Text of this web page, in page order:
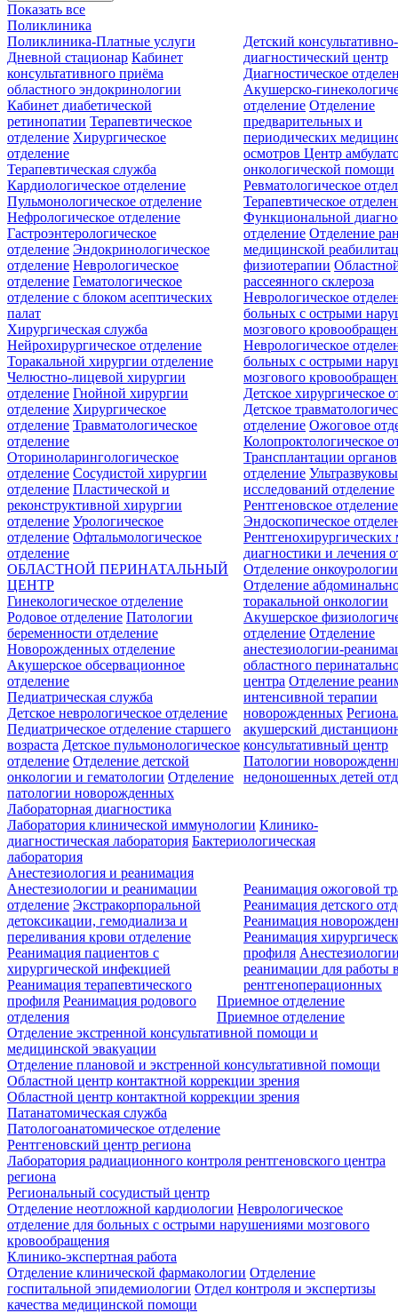
Показать все
Поликлиника
Поликлиника-Платные услуги
Дневной стационар Кабинет
консультативного приёма
областного эндокринологии
Кабинет диабетической
ретинопатии Терапевтическое
отделение Хирургическое
отделение
Детский консультативно-
диагностический центр
Диагностическое
Акушерско-
отделение Отделение
предварительных и
периодических
осмотровЦентр
онкологической помощи
Терапевтическая служба
Кардиологическое отделение
Пульмонологическое отделение
Нефрологическое отделение
Гастроэнтерологическое
отделение Эндокринологическое
отделение Неврологическое
отделение Гематологическое
отделение c блоком асептических
палат
Ревматологическое
Терапевтическое
Функциональной
отделение Отделение
медицинской
физиотерапии
рассеянного склероза
Неврологическое
больных с острыми
мозгового
Неврологическое
больных с острыми
мозгового
Хирургическая служба
Нейрохирургическое отделение
Торакальной хирургии отделение
Челюстно-лицевой хирургии
отделение Гнойной хирургии
отделение Хирургическое
отделение Травматологическое
отделение
Оториноларингологическое
отделение Сосудистой хирургии
отделение Пластической и
реконструктивной хирургии
отделение Урологическое
отделение Офтальмологическое
отделение
Детское хирургическое
Детское
отделение Ожоговое
Колопроктологическое
Трансплантации органов
отделение
исследований отделение
Рентгеновское отделение
Эндоскопическое
Рентгенохирургических
диагностики и лечения
Отделение онкоурологии
Отделение
торакальной онкологии
ОБЛАСТНОЙ ПЕРИНАТАЛЬНЫЙ
ЦЕНТР
Гинекологическое отделение
Родовое отделение Патологии
беременности отделение
Новорожденных отделение
Акушерское обсервационное
отделение
Акушерское
отделение Отделение
анестезиологии-
областного
центра Отделение
интенсивной терапии
новорожденных
акушерский
консультативный центр
Патологии
недоношенных детей
Педиатрическая служба
Детское неврологическое отделение
Педиатрическое отделение старшего
возраста Детское пульмонологическое
отделение Отделение детской
онкологии и гематологии Отделение
патологии новорожденных
Лабораторная диагностика
Лаборатория клинической иммунологии Клинико-
диагностическая лаборатория Бактериологическая
лаборатория
Анестезиология и реанимация
Анестезиологии и реанимации
отделение Экстракорпоральной
детоксикации, гемодиализа и
переливания крови отделение
Реанимация пациентов с
хирургической инфекцией
Реанимация терапевтического
профиля Реанимация родового
отделения
Реанимация ожоговой
Реанимация детского
Реанимация
Реанимация
профиля
реанимации для работы
рентгеноперационных
Приемное отделение
Приемное отделение
Отделение экстренной консультативной помощи и
медицинской эвакуации
Отделение плановой и экстренной консультативной помощи
Областной центр контактной коррекции зрения
Областной центр контактной коррекции зрения
Патанатомическая служба
Патологоанатомическое отделение
Рентгеновский центр региона
Лаборатория радиационного контроля рентгеновского центра
региона
Региональный сосудистый центр
Отделение неотложной кардиологии Неврологическое
отделение для больных с острыми нарушениями мозгового
кровообращения
Клинико-экспертная работа
Отделение клинической фармакологии Отделение
госпитальной эпидемиологии Отдел контроля и экспертизы
качества медицинской помощи